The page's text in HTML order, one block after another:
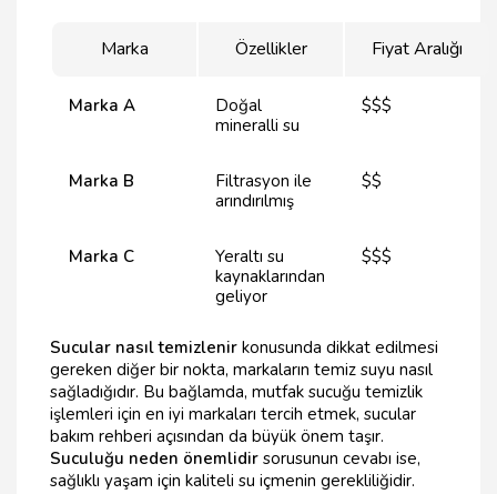
Marka Özellikler Fiyat Aralığı
Marka A
Doğal
mineralli su
$$$
Marka B
Filtrasyon ile
arındırılmış
$$
Marka C
Yeraltı su
kaynaklarından
geliyor
$$$
Sucular nasıl temizlenir konusunda dikkat edilmesi
gereken diğer bir nokta, markaların temiz suyu nasıl
sağladığıdır. Bu bağlamda, mutfak sucuğu temizlik
işlemleri için en iyi markaları tercih etmek, sucular
bakım rehberi açısından da büyük önem taşır.
Suculuğu neden önemlidir sorusunun cevabı ise,
sağlıklı yaşam için kaliteli su içmenin gerekliliğidir.